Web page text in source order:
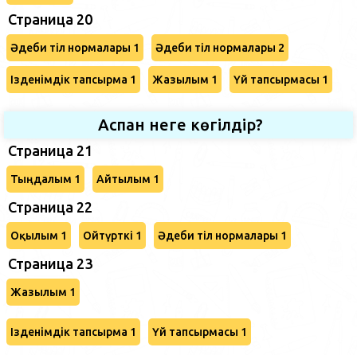
Страница 20
Әдеби тіл нормалары 1 Әдеби тіл нормалары 2
Ізденімдік тапсырма 1 Жазылым 1 Үй тапсырмасы 1
Аспан неге көгілдір?
Страница 21
Тыңдалым 1 Айтылым 1
Страница 22
Оқылым 1 Ойтүрткі 1 Әдеби тіл нормалары 1
Страница 23
Жазылым 1
Ізденімдік тапсырма 1 Үй тапсырмасы 1